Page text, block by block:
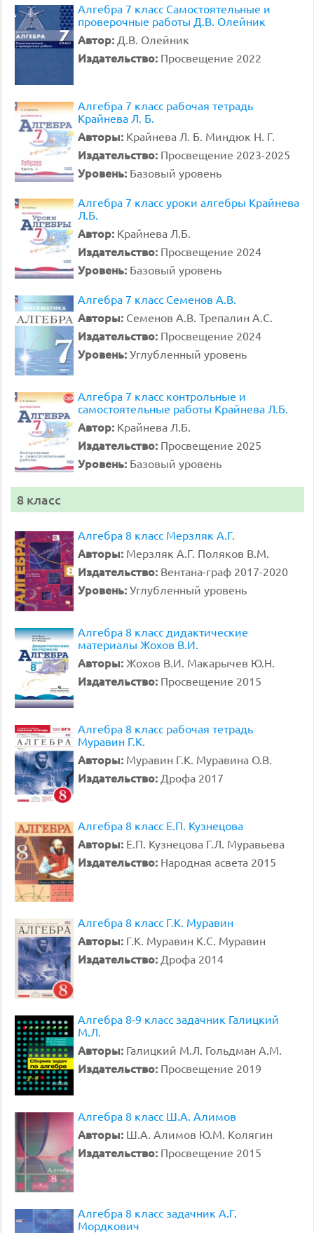
Алгебра 7 класс Самостоятельные и
проверочные работы Д.В. Олейник
Автор: Д.В. Олейник
Издательство: Просвещение 2022
Алгебра 7 класс рабочая тетрадь
Крайнева Л. Б.
Авторы: Крайнева Л. Б. Миндюк Н. Г.
Издательство: Просвещение 2023-2025
Уровень: Базовый уровень
Алгебра 7 класс уроки алгебры Крайнева
Л.Б.
Автор: Крайнева Л.Б.
Издательство: Просвещение 2024
Уровень: Базовый уровень
Алгебра 7 класс Семенов А.В.
Авторы: Семенов А.В. Трепалин А.С.
Издательство: Просвещение 2024
Уровень: Углубленный уровень
Алгебра 7 класс контрольные и
самостоятельные работы Крайнева Л.Б.
Автор: Крайнева Л.Б.
Издательство: Просвещение 2025
Уровень: Базовый уровень
8 класс
Алгебра 8 класс Мерзляк А.Г.
Авторы: Мерзляк А.Г. Поляков В.М.
Издательство: Вентана-граф 2017-2020
Уровень: Углубленный уровень
Алгебра 8 класс дидактические
материалы Жохов В.И.
Авторы: Жохов В.И. Макарычев Ю.Н.
Издательство: Просвещение 2015
Алгебра 8 класс рабочая тетрадь
Муравин Г.К.
Авторы: Муравин Г.К. Муравина О.В.
Издательство: Дрофа 2017
Алгебра 8 класс Е.П. Кузнецова
Авторы: Е.П. Кузнецова Г.Л. Муравьева
Издательство: Народная асвета 2015
Алгебра 8 класс Г.К. Муравин
Авторы: Г.К. Муравин К.С. Муравин
Издательство: Дрофа 2014
Алгебра 8-9 класс задачник Галицкий
М.Л.
Авторы: Галицкий М.Л. Гольдман А.М.
Издательство: Просвещение 2019
Алгебра 8 класс Ш.А. Алимов
Авторы: Ш.А. Алимов Ю.М. Колягин
Издательство: Просвещение 2015
Алгебра 8 класс задачник А.Г.
Мордкович